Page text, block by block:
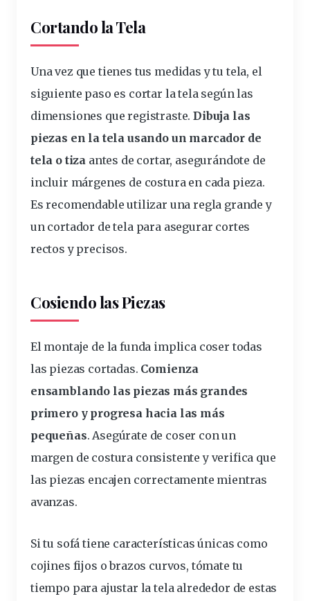
Cortando la Tela
Una vez que tienes tus medidas y tu tela, el
siguiente paso es cortar la tela según las
dimensiones que registraste.Dibuja las
piezas en la tela usando un marcador de
tela o tiza antes de cortar, asegurándote de
incluir márgenes de costuraen cada pieza.
Es recomendable utilizar una regla grande y
un cortador de tela para asegurar cortes
rectos y precisos.
Cosiendo las Piezas
El montaje de la funda implica coser todas
las piezas cortadas. Comienza
ensamblando las piezas más grandes
primero y progresa hacia las más
pequeñas. Asegúrate de coser con un
margen de costura consistente y verifica que
las piezas encajen correctamente mientras
avanzas.
Si tu sofá tiene características únicas como
cojines fijos o brazos curvos, tómate tu
tiempo para ajustar la tela alrededor de estas